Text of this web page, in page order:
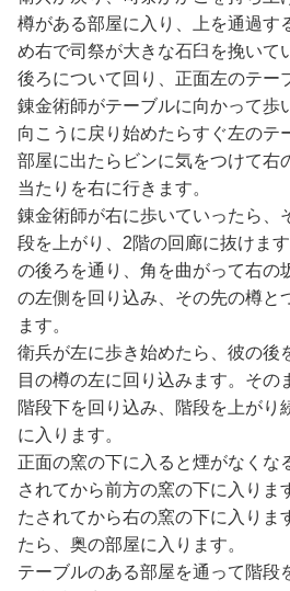
樽がある部屋に入り、上を通過す
め右で司祭が大きな石臼を挽いて
後ろについて回り、正面左のテー
錬金術師がテーブルに向かって歩
向こうに戻り始めたらすぐ左のテ
部屋に出たらビンに気をつけて右
当たりを右に行きます。
錬金術師が右に歩いていったら、
段を上がり、2階の回廊に抜けま
の後ろを通り、角を曲がって右の
の左側を回り込み、その先の樽と
ます。
衛兵が左に歩き始めたら、彼の後
目の樽の左に回り込みます。その
階段下を回り込み、階段を上がり
に入ります。
正面の窯の下に入ると煙がなくな
されてから前方の窯の下に入りま
たされてから右の窯の下に入りま
たら、奥の部屋に入ります。
テーブルのある部屋を通って階段